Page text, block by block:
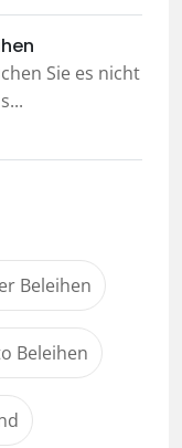
Sie es nicht
Beleihen
Beleihen